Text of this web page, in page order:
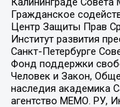
Гражданское
Центр Защиты Прав
Институт развития
Санкт-Петербурге
Фонд поддержки
Человек и Закон,
наследия академика
агентство МЕМО. РУ,